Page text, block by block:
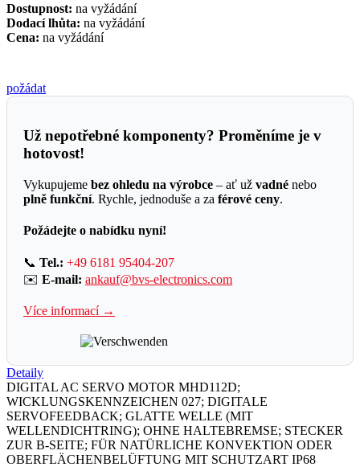
Dostupnost: na vyžádání
Dodací lhůta: na vyžádání
Cena: na vyžádání
požádat
Už nepotřebné komponenty? Proměníme je v
hotovost!
Vykupujeme bez ohledu na výrobce – ať už vadné nebo
plně funkční. Rychle, jednoduše a za férové ceny.
Požádejte o nabídku nyní!
📞 Tel.: +49 6181 95404-207
✉️ E-mail: ankauf@bvs-electronics.com
Více informací →
Detaily
DIGITAL AC SERVO MOTOR MHD112D;
WICKLUNGSKENNZEICHEN 027; DIGITALE
SERVOFEEDBACK; GLATTE WELLE (MIT
WELLENDICHTRING); OHNE HALTEBREMSE; STECKER
ZUR B-SEITE; FÜR NATÜRLICHE KONVEKTION ODER
OBERFLÄCHENBELÜFTUNG MIT SCHUTZART IP68